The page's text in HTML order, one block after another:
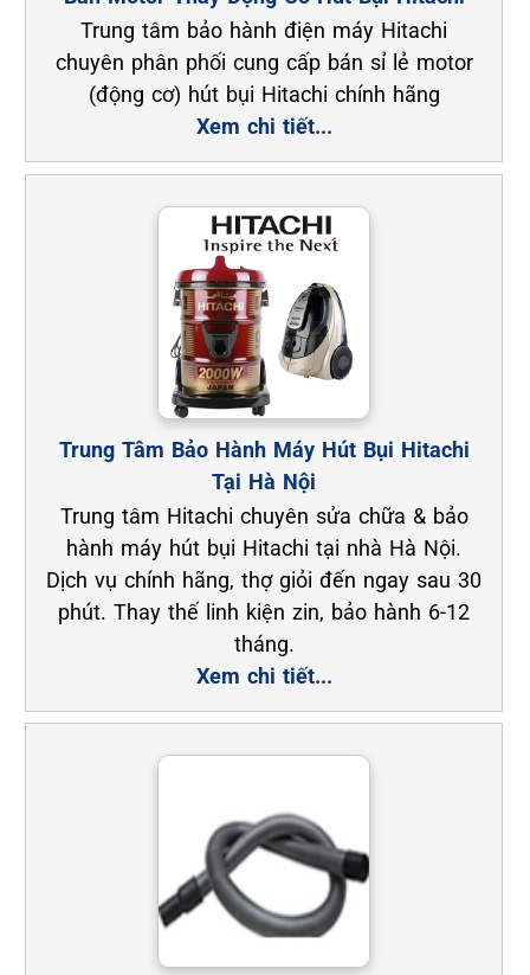
Trung tâm bảo hành điện máy Hitachi
chuyên phân phối cung cấp bán sỉ lẻ motor
(động cơ) hút bụi Hitachi chính hãng
Xem chi tiết...
Trung Tâm Bảo Hành Máy Hút Bụi Hitachi
Tại Hà Nội
Trung tâm Hitachi chuyên sửa chữa & bảo
hành máy hút bụi Hitachi tại nhà Hà Nội.
Dịch vụ chính hãng, thợ giỏi đến ngay sau 30
phút. Thay thế linh kiện zin, bảo hành 6-12
tháng.
Xem chi tiết...